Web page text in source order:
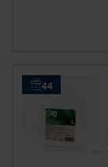
44